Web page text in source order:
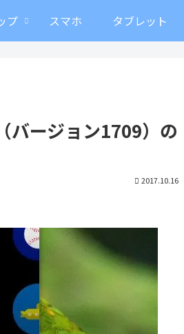
プ スマホ タブレット
ージョン1709）の
2017.10.16